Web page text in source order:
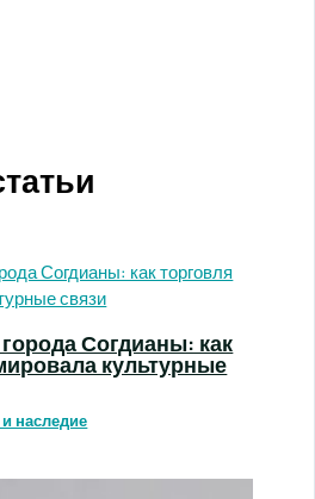
Согдианы: как
культурные
наследие